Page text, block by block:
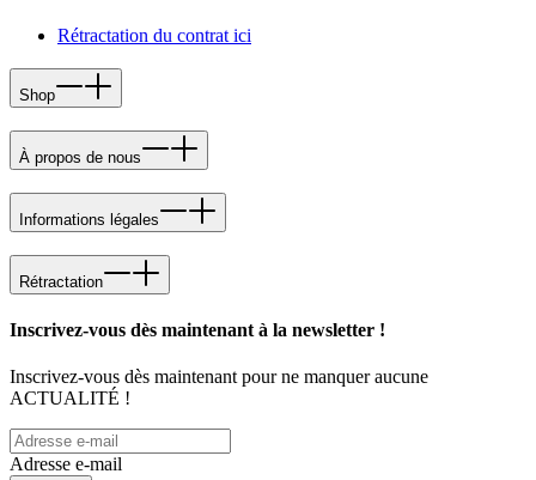
Rétractation du contrat ici
Shop
À propos de nous
Informations légales
Rétractation
Inscrivez-vous dès maintenant à la newsletter !
Inscrivez-vous dès maintenant pour ne manquer aucune
ACTUALITÉ !
Adresse e-mail